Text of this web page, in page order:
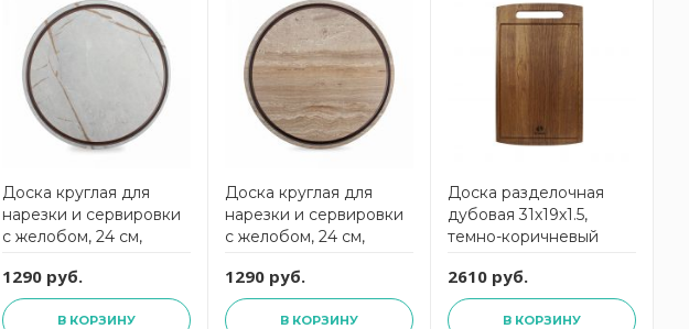
Доска круглая для
нарезки и сервировки
с желобом, 24 см,
композитный материал,
Fashion,
DRKJ240435KL6,
1290 руб.
В КОРЗИНУ
Доска круглая для
нарезки и сервировки
с желобом, 24 см,
композитный материал,
Fashion,
DRKJ240406KL6,
1290 руб.
В КОРЗИНУ
Доска разделочная
дубовая 31х19х1.5,
темно-коричневый
2610 руб.
В КОРЗИНУ